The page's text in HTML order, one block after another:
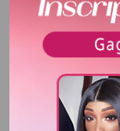
Densité
Délai d'utilisation
Couleur de
Cheveux